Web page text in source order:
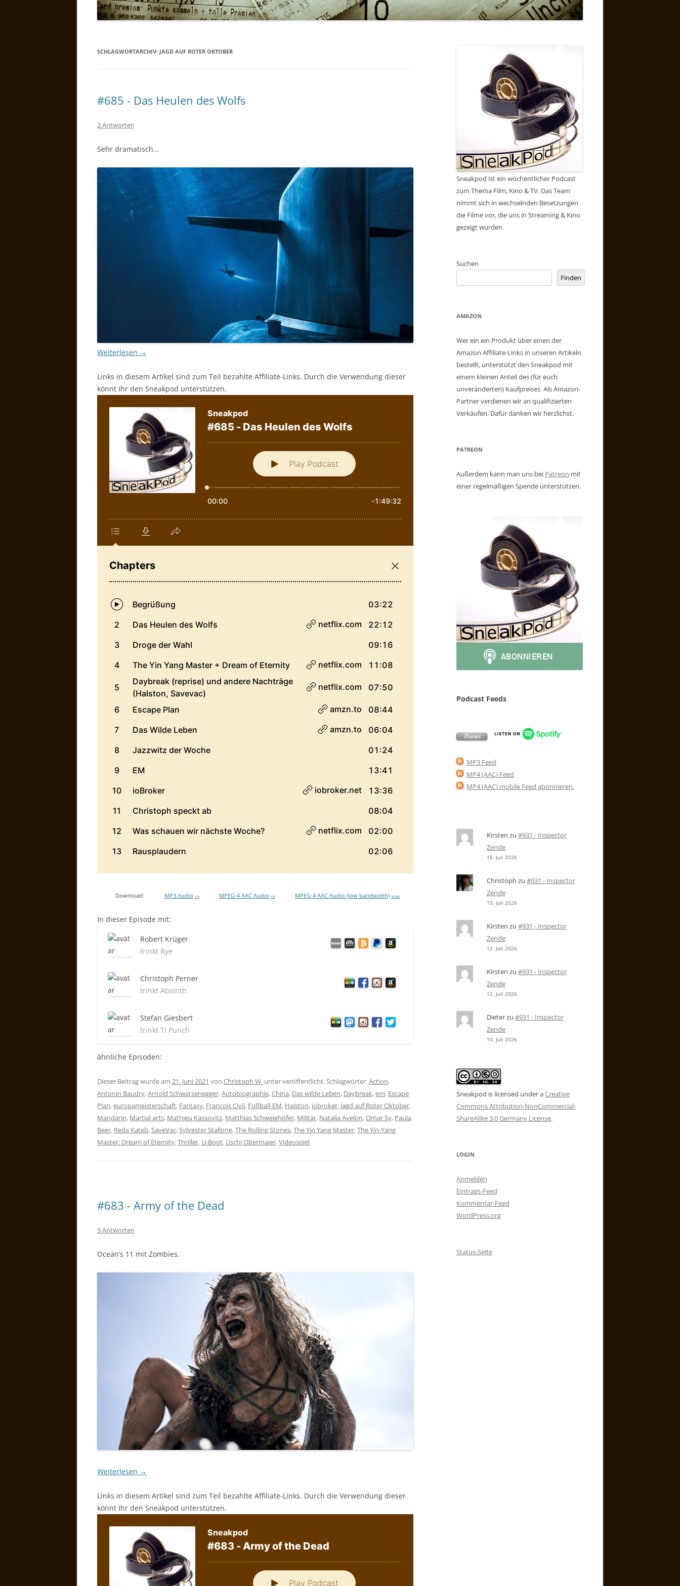
SCHLAGWORTARCHIV: JAGD AUF ROTER OKTOBER
#685 - Das Heulen des Wolfs
2 Antworten
Sehr dramatisch…
Weiterlesen →
Links in diesem Artikel sind zum Teil bezahlte Affiliate-Links. Durch die Verwendung dieser
könnt Ihr den Sneakpod unterstützen.
Download: MP3 Audio 0 B MPEG-4 AAC Audio 0 B MPEG-4 AAC Audio (low bandwidth) 33 MB
In dieser Episode mit:
Robert Krüger
trinkt Rye
Christoph Perner
trinkt Absinth
Stefan Giesbert
trinkt Ti Punch
ähnliche Episoden:
Dieser Beitrag wurde am 21. Juni 2021 von Christoph W. unter veröffentlicht. Schlagwörter:Action,
Antonin Baudry,Arnold Schwarzenegger,Autobiographie,China, Das wilde Leben, Daybreak,em, Escape
Plan,europameisterschaft, Fantasy, François Civil, Fußball-EM, Halston, iobroker, Jagd auf Roter Oktober,
Mandarin, Martial arts, Mathieu Kassovitz, Matthias Schweighöfer, Militär, Natalia Avelon,Omar Sy, Paula
Beer, Reda Kateb, SaveVac, Sylvester Stallone,The Rolling Stones,The Yin Yang Master,The Yin-Yang
Master: Dream of Eternity,Thriller, U-Boot, Uschi Obermaier,Videospiel.
#683 - Army of the Dead
5 Antworten
Ocean’s 11 mit Zombies.
Weiterlesen →
Links in diesem Artikel sind zum Teil bezahlte Affiliate-Links. Durch die Verwendung dieser
könnt Ihr den Sneakpod unterstützen.
Sneakpod ist ein wöchentlicher Podcast
zum Thema Film, Kino & TV. Das Team
nimmt sich in wechselnden Besetzungen
die Filme vor, die uns in Streaming & Kino
gezeigt wurden.
Suchen
Finden
AMAZON
Wer ein ein Produkt über einen der
Amazon Affiliate-Links in unseren Artikeln
bestellt, unterstützt den Sneakpod mit
einem kleinen Anteil des (für euch
unveränderten) Kaufpreises. Als Amazon-
Partner verdienen wir an qualifizierten
Verkäufen. Dafür danken wir herzlichst.
PATREON
Außerdem kann man uns bei Patreon mit
einer regelmäßigen Spende unterstützen.
Podcast Feeds
MP3 Feed
MP4 (AAC) Feed
MP4 (AAC) mobile Feed abonnieren.
Kirsten zu #931 - Inspector
Zende
15. Juli 2026
Christoph zu #931 - Inspector
Zende
13. Juli 2026
Kirsten zu #931 - Inspector
Zende
12. Juli 2026
Kirsten zu #931 - Inspector
Zende
12. Juli 2026
Dieterzu #931 - Inspector
Zende
10. Juli 2026
Sneakpod is licensed under aCreative
Commons Attribution-NonCommercial-
ShareAlike 3.0 Germany License.
LOGIN
Anmelden
Eintrags-Feed
Kommentar-Feed
WordPress.org
Status-Seite